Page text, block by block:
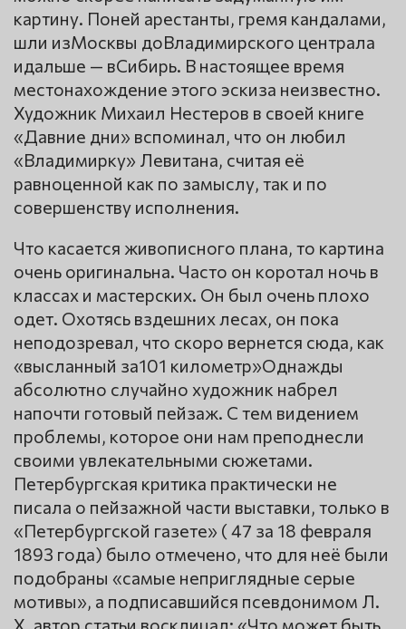
картину. Поней арестанты, гремя кандалами,
шли изМосквы доВладимирского централа
идальше — вСибирь. В настоящее время
местонахождение этого эскиза неизвестно.
Художник Михаил Нестеров в своей книге
«Давние дни» вспоминал, что он любил
«Владимирку» Левитана, считая её
равноценной как по замыслу, так и по
совершенству исполнения.
Что касается живописного плана, то картина
очень оригинальна. Часто он коротал ночь в
классах и мастерских. Он был очень плохо
одет. Охотясь вздешних лесах, он пока
неподозревал, что скоро вернется сюда, как
«высланный за101 километр»Однажды
абсолютно случайно художник набрел
напочти готовый пейзаж. С тем видением
проблемы, которое они нам преподнесли
своими увлекательными сюжетами.
Петербургская критика практически не
писала о пейзажной части выставки, только в
«Петербургской газете» ( 47 за 18 февраля
1893 года) было отмечено, что для неё были
подобраны «самые неприглядные серые
мотивы», а подписавшийся псевдонимом Л.
Х. автор статьи восклицал: «Что может быть